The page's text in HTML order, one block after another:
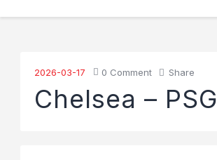
2026-03-17 0 Comment Share
Chelsea – PSG